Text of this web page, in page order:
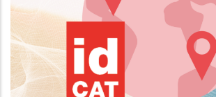
Nou Horari Del Servei
De Certificats Electrònics